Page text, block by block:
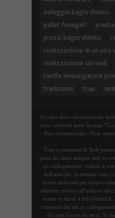
noleggio bagni chimici
pallet fumigati
prezzi bagni chimici
realizzazione di un sito
realizzazione siti web
tariffe investigatore
traduzioni
trap
Eccetto dove diversamente
sono rilasciati sotto licenza
- Non commerciale - Non
Tutti i contenuti di Steb
patto di citare sempre steb.it
un collegamento visibile a
dell'articolo. In nessun caso i
essere utilizzati per scopi
ulteriori relativi all'utilizzo dei
essere richiesti a info@snuf.it.
contenuti dei siti in
dei dati forniti da terzi. Si